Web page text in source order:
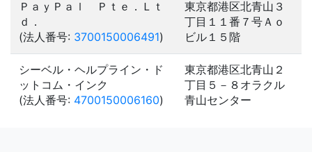
ＰａｙＰａｌ Ｐｔｅ．Ｌｔ
ｄ．
(法人番号: 3700150006491)
東京都港区北青山３
丁目１１番７号Ａｏ
ビル１５階
シーベル・ヘルプライン・ド
ットコム・インク
(法人番号: 4700150006160)
東京都港区北青山２
丁目５－８オラクル
青山センター